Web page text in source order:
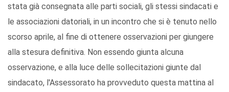
stata già consegnata alle parti sociali, gli stessi sindacati e
le associazioni datoriali, in un incontro che si è tenuto nello
scorso aprile, al fine di ottenere osservazioni per giungere
alla stesura definitiva. Non essendo giunta alcuna
osservazione, e alla luce delle sollecitazioni giunte dal
sindacato, l'Assessorato ha provveduto questa mattina al